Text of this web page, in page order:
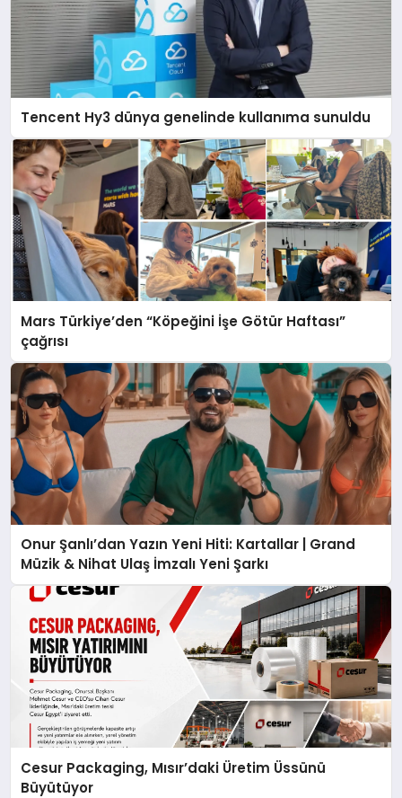
Tencent Hy3 dünya genelinde kullanıma sunuldu
Mars Türkiye’den “Köpeğini İşe Götür Haftası”
çağrısı
Onur Şanlı’dan Yazın Yeni Hiti: Kartallar | Grand
Müzik & Nihat Ulaş İmzalı Yeni Şarkı
Cesur Packaging, Mısır’daki Üretim Üssünü
Büyütüyor